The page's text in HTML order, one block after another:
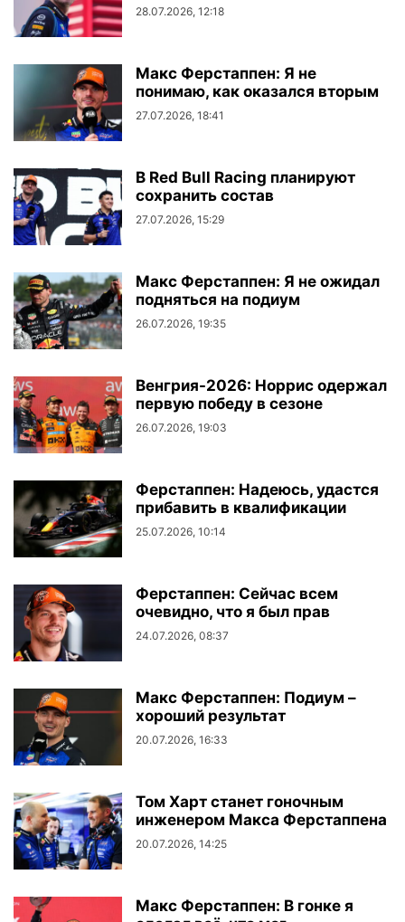
28.07.2026, 12:18
Макс Ферстаппен: Я не
понимаю, как оказался вторым
27.07.2026, 18:41
В Red Bull Racing планируют
сохранить состав
27.07.2026, 15:29
Макс Ферстаппен: Я не ожидал
подняться на подиум
26.07.2026, 19:35
Венгрия-2026: Норрис одержал
первую победу в сезоне
26.07.2026, 19:03
Ферстаппен: Надеюсь, удастся
прибавить в квалификации
25.07.2026, 10:14
Ферстаппен: Сейчас всем
очевидно, что я был прав
24.07.2026, 08:37
Макс Ферстаппен: Подиум –
хороший результат
20.07.2026, 16:33
Том Харт станет гоночным
инженером Макса Ферстаппена
20.07.2026, 14:25
Макс Ферстаппен: В гонке я